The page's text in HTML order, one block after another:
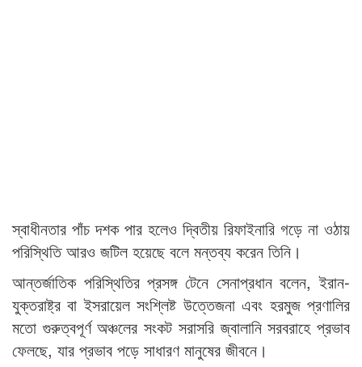
স্বাধীনতার পাঁচ দশক পার হলেও দ্বিতীয় রিফাইনারি গড়ে না ওঠায়
পরিস্থিতি আরও জটিল হয়েছে বলে মন্তব্য করেন তিনি।
আন্তর্জাতিক পরিস্থিতির প্রসঙ্গ টেনে সেনাপ্রধান বলেন, ইরান-
যুক্তরাষ্ট্র বা ইসরায়েল সংশ্লিষ্ট উত্তেজনা এবং হরমুজ প্রণালির
মতো গুরুত্বপূর্ণ অঞ্চলের সংকট সরাসরি জ্বালানি সরবরাহে প্রভাব
ফেলছে, যার প্রভাব পড়ে সাধারণ মানুষের জীবনে।